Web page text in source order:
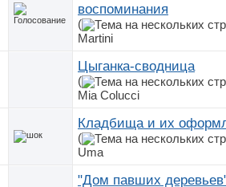
воспоминания
(
Martini
Цыганка-сводница
(
Mia Colucci
Кладбища и их
(
Uma
"Дом павших